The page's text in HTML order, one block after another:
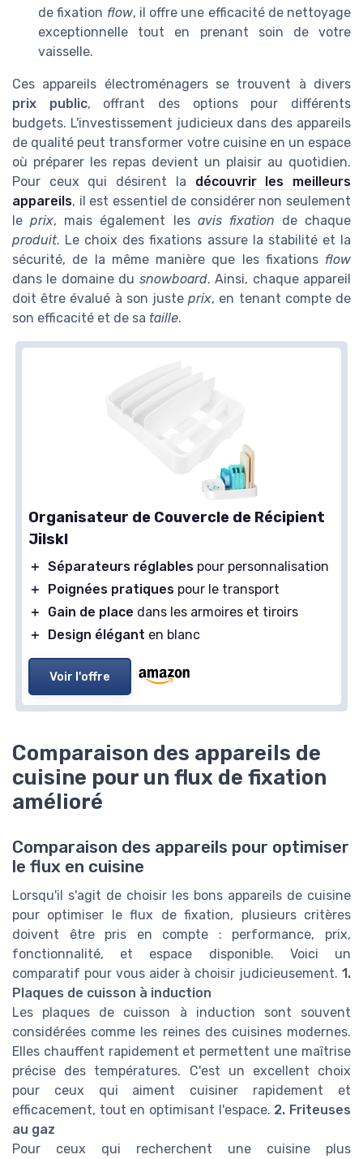
de fixation flow, il offre une efficacité de nettoyage
exceptionnelle tout en prenant soin de votre
vaisselle.
Ces appareils électroménagers se trouvent à divers
prix public, offrant des options pour différents
budgets. L'investissement judicieux dans des appareils
de qualité peut transformer votre cuisine en un espace
où préparer les repas devient un plaisir au quotidien.
Pour ceux qui désirent la découvrir les meilleurs
appareils, il est essentiel de considérer non seulement
leprix, mais également les avis fixation de chaque
produit. Le choix des fixations assure la stabilité et la
sécurité, de la même manière que les fixations flow
dans le domaine du snowboard. Ainsi, chaque appareil
doit être évalué à son justeprix, en tenant compte de
son efficacité et de sa taille.
Organisateur de Couvercle de Récipient
Jilskl
＋ Séparateurs réglables pour personnalisation
＋
Poignées pratiques pour le transport
＋
Gain de place dans les armoires et tiroirs
＋
Design élégant en blanc
Voir l'offre
Comparaison des appareils de
cuisine pour un flux de fixation
amélioré
Comparaison des appareils pour optimiser
le flux en cuisine
Lorsqu'il s'agit de choisir les bons appareils de cuisine
pour optimiser le flux de fixation, plusieurs critères
doivent être pris en compte : performance, prix,
fonctionnalité, et espace disponible. Voici un
comparatif pour vous aider à choisir judicieusement. 1.
Plaques de cuisson à induction
Les plaques de cuisson à induction sont souvent
considérées comme les reines des cuisines modernes.
Elles chauffent rapidement et permettent une maîtrise
précise des températures. C'est un excellent choix
pour ceux qui aiment cuisiner rapidement et
efficacement, tout en optimisant l'espace. 2. Friteuses
au gaz
Pour ceux qui recherchent une cuisine plus